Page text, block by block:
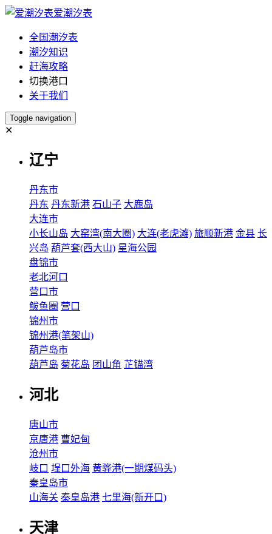
爱潮汐表
全国潮汐表
潮汐知识
赶海攻略
切换港口
关于我们
Toggle navigation
✕
辽宁
丹东市
丹东 丹东新港 石山子 大鹿岛
大连市
小长山岛 大窑湾(南大圈) 大连(老虎滩) 旅顺新港 金县 长
兴岛 葫芦套(西大山) 星海公园
盘锦市
老北河口
营口市
鲅鱼圈 营口
锦州市
锦州港(笔架山)
葫芦岛市
葫芦岛 菊花岛 团山角 芷锚湾
河北
唐山市
京唐港 曹妃甸
沧州市
岐口 埕口外海 黄骅港(一期煤码头)
秦皇岛市
山海关 秦皇岛港 七里海(新开口)
天津